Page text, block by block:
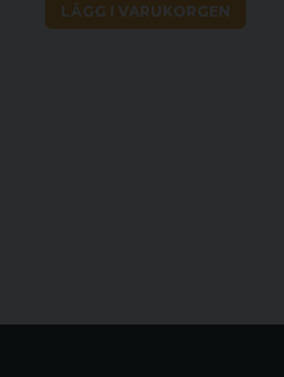
LÄGG I VARUKORGEN